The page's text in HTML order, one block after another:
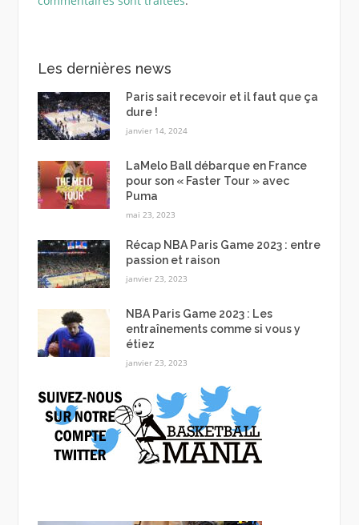
Les dernières news
Paris sait recevoir et il faut que ça
dure !
janvier 14, 2024
LaMelo Ball débarque en France
pour son « Faster Tour » avec
Puma
mai 23, 2023
Récap NBA Paris Game 2023 : entre
passion et raison
janvier 23, 2023
NBA Paris Game 2023 : Les
entraînements comme si vous y
étiez
janvier 23, 2023